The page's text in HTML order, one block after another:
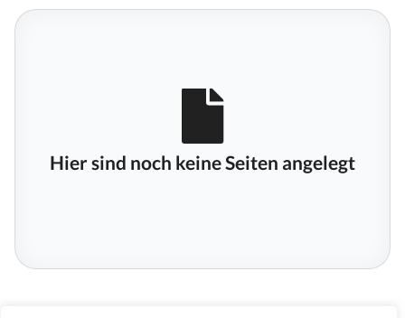
Hier sind noch keine Seiten angelegt